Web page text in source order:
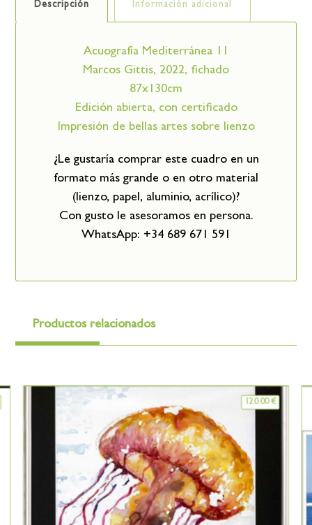
Descripción Información adicional
Acuografía Mediterránea 11
Marcos Gittis, 2022, fichado
87x130cm
Edición abierta, con certificado
Impresión de bellas artes sobre lienzo
¿Le gustaría comprar este cuadro en un
formato más grande o en otro material
(lienzo, papel, aluminio, acrílico)?
Con gusto le asesoramos en persona.
WhatsApp: +34 689 671 591
Productos relacionados
120.00€